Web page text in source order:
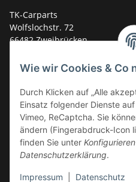
Wie wir Cookies & Co
Durch Klicken auf „Alle
Einsatz folgender Dienste
Vimeo, ReCaptcha. Sie
ändern (Fingerabdruck-Icon
finden Sie unter Konfigurieren
Datenschutzerklärung.
Impressum Datenschutz
TK-Carparts
Wolfslochstr. 72
66482 Zweibrücken
Service-Hotline +49 (0)6332 -
E-Mail:mail@tk-carparts.de
Montag-Donnerstag von 13